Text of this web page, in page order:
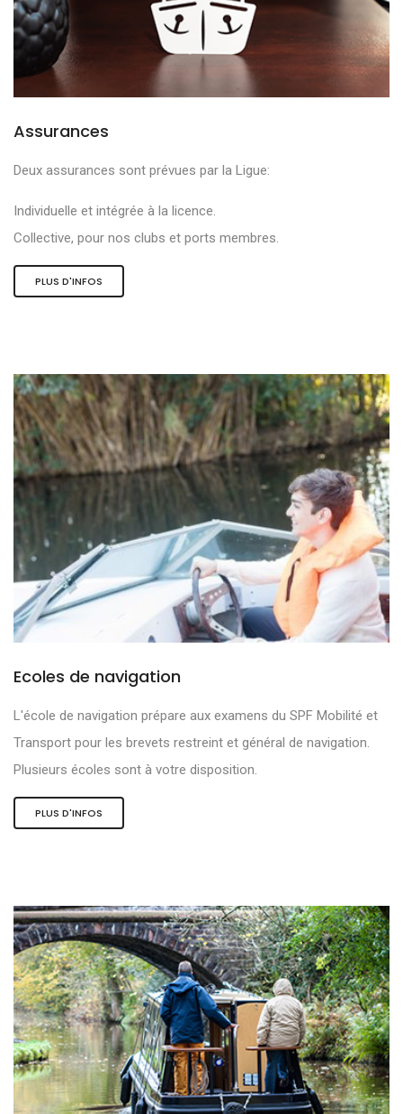
Assurances
Deux assurances sont prévues par la Ligue:
Individuelle et intégrée à la licence.
Collective, pour nos clubs et ports membres.
PLUS D'INFOS
Ecoles de navigation
L'école de navigation prépare aux examens du SPF Mobilité et
Transport pour les brevets restreint et général de navigation.
Plusieurs écoles sont à votre disposition.
PLUS D'INFOS